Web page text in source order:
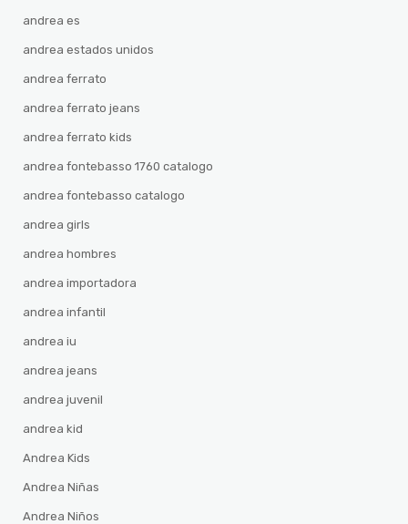
andrea es
andrea estados unidos
andrea ferrato
andrea ferrato jeans
andrea ferrato kids
andrea fontebasso 1760 catalogo
andrea fontebasso catalogo
andrea girls
andrea hombres
andrea importadora
andrea infantil
andrea iu
andrea jeans
andrea juvenil
andrea kid
Andrea Kids
Andrea Niñas
Andrea Niños